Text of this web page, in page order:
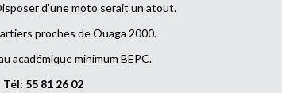
d’une moto serait un atout.
proches de Ouaga 2000.
académique minimum BEPC.
Tél: 55 81 26 02